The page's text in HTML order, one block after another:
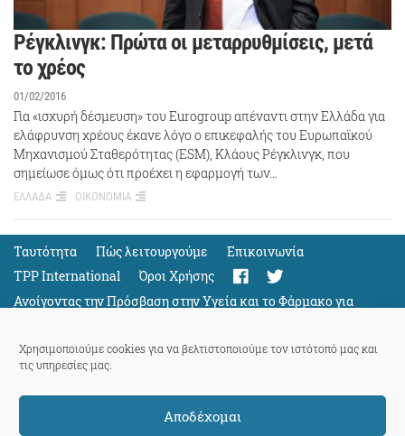
Χρησιμοποιούμε cookies για να βελτιστοποιούμε τον ιστότοπό μας και
τις υπηρεσίες μας.
Αποδέχομαι
Ρέγκλινγκ: Πρώτα οι μεταρρυθμίσεις, μετά
το χρέος
01/02/2016
Για «ισχυρή δέσμευση» του Eurogroup απέναντι στην Ελλάδα για
ελάφρυνση χρέους έκανε λόγο ο επικεφαλής του Ευρωπαϊκού
Μηχανισμού Σταθερότητας (ESM), Κλάους Ρέγκλινγκ, που
σημείωσε όμως ότι προέχει η εφαρμογή των…
ΕΛΛΑΔΑ ΟΙΚΟΝΟΜΙΑ
Ταυτότητα Πώς λειτουργούμε
Eπικοινωνία
TPP International
Όροι Χρήσης
Ανοίγοντας την Πρόσβαση στην Υγεία και το Φάρμακο για
Όλους
Support
ThePressProject